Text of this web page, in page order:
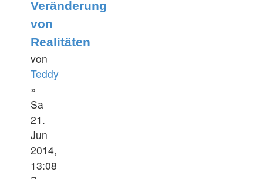
Veränderung
von
Realitäten
von
Teddy
»
Sa
21.
Jun
2014,
13:08